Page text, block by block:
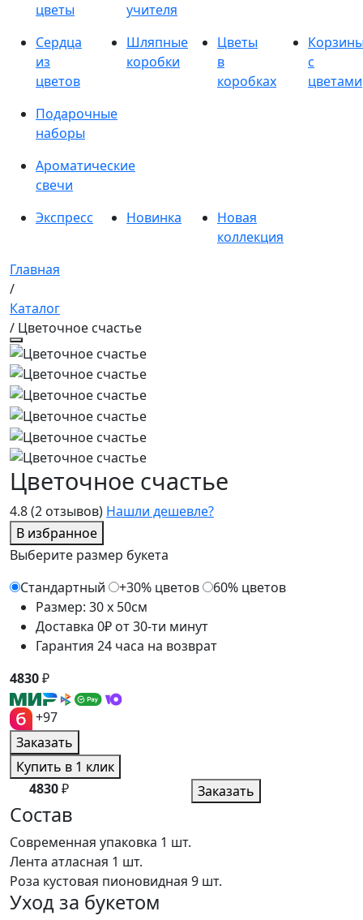
цветы
учителя
Сердца
из
цветов
Шляпные
коробки
Цветы
в
коробках
с
цветами
Подарочные
наборы
Ароматические
свечи
Экспресс
Новинка
Новая
коллекция
Главная
/
Каталог
/ Цветочное счастье
4.8(2 отзывов) Нашли дешевле?
В избранное
Цветочное счастье
Выберите размер букета
Стандартный
+30% цветов
60% цветов
Размер: 30 x 50см
Доставка 0₽ от 30-ти минут
Гарантия 24 часа на возврат
4830₽
+97
Заказать
Купить в 1 клик
4830₽ Заказать
Состав
Современная упаковка 1 шт.
Лента атласная 1 шт.
Роза кустовая пионовидная 9 шт.
Уход за букетом